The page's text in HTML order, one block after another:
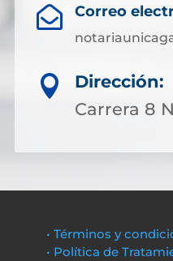
 Correo

Dirección:
Carrera 8
• Términos y
• Política de